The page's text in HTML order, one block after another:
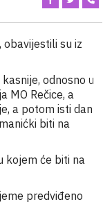
su iz
odnosno u
MO Rečice, a
a potom isti dan
biti na
kojem će biti na
predviđeno